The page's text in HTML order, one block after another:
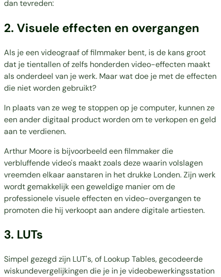
dan tevreden:
2. Visuele effecten en overgangen
Als je een videograaf of filmmaker bent, is de kans groot
dat je tientallen of zelfs honderden video-effecten maakt
als onderdeel van je werk. Maar wat doe je met de effecten
die niet worden gebruikt?
In plaats van ze weg te stoppen op je computer, kunnen ze
een ander digitaal product worden om te verkopen en geld
aan te verdienen.
Arthur Moore is bijvoorbeeld een filmmaker die
verbluffende video's maakt zoalsdezewaarin volslagen
vreemden elkaar aanstaren in het drukke Londen. Zijn werk
wordt gemakkelijk een geweldige manier om de
professionele visuele effecten en video-overgangen te
promoten die hij verkoopt aan andere digitale artiesten.
3. LUTs
Simpel gezegd zijn LUT's, of Lookup Tables, gecodeerde
wiskundevergelijkingen die je in je videobewerkingsstation